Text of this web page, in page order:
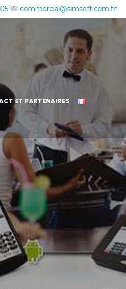
commercial@simsoft.com.tn
ET PARTENAIRES